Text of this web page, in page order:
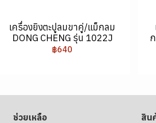
เครื่องยิงตะปูลมขาคู่/แม็กลม
DONG CHENG รุ่น 1022J
฿640
ช่วยเหลือ สิน